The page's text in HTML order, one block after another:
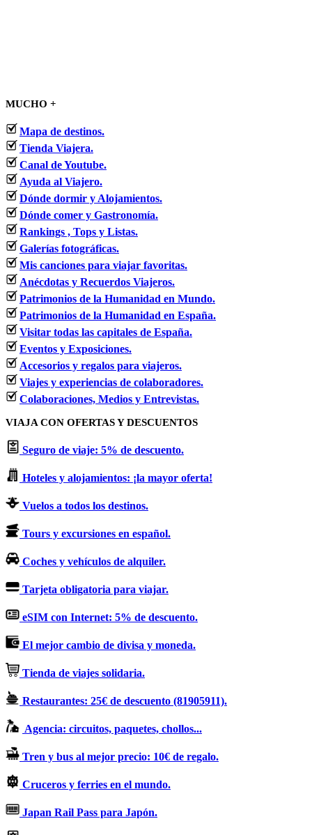
MUCHO +
Mapa de destinos.
Tienda Viajera.
Canal de Youtube.
Ayuda al Viajero.
Dónde dormir y Alojamientos.
Dónde comer y Gastronomía.
Rankings , Tops y Listas.
Galerías fotográficas.
Mis canciones para viajar favoritas.
Anécdotas y Recuerdos Viajeros.
Patrimonios de la Humanidad en Mundo.
Patrimonios de la Humanidad en España.
Visitar todas las capitales de España.
Eventos y Exposiciones.
Accesorios y regalos para viajeros.
Viajes y experiencias de colaboradores.
Colaboraciones, Medios y Entrevistas.
VIAJA CON OFERTAS Y DESCUENTOS
Seguro de viaje: 5% de descuento.
Hoteles y alojamientos: ¡la mayor oferta!
Vuelos a todos los destinos.
Tours y excursiones en español.
Coches y vehículos de alquiler.
Tarjeta obligatoria para viajar.
eSIM con Internet: 5% de descuento.
El mejor cambio de divisa y moneda.
Tienda de viajes solidaria.
Restaurantes: 25€ de descuento (81905911).
Agencia: circuitos, paquetes, chollos...
Tren y bus al mejor precio: 10€ de regalo.
Cruceros y ferries en el mundo.
Japan Rail Pass para Japón.